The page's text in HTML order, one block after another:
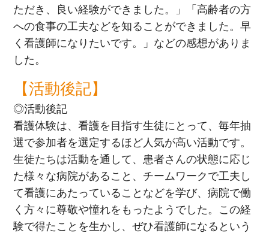
ただき、良い経験ができました。」「高齢者の方
への食事の工夫などを知ることができました。早
く看護師になりたいです。」などの感想がありま
した。
【活動後記】
◎活動後記
看護体験は、看護を目指す生徒にとって、毎年抽
選で参加者を選定するほど人気が高い活動です。
生徒たちは活動を通して、患者さんの状態に応じ
た様々な病院があること、チームワークで工夫し
て看護にあたっていることなどを学び、病院で働
く方々に尊敬や憧れをもったようでした。この経
験で得たことを生かし、ぜひ看護師になるという